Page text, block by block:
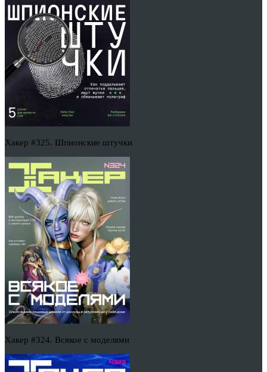
Хакер #325. Шпионские штучки
Хакер #324. Всякое с моделями